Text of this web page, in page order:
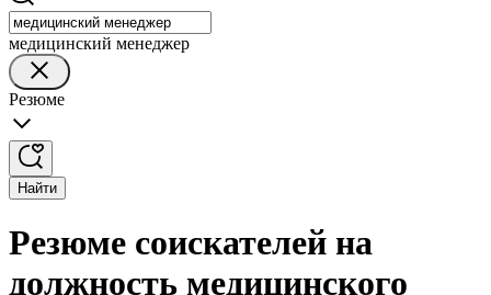
медицинский менеджер
Резюме
Найти
Резюме соискателей на
должность медицинского